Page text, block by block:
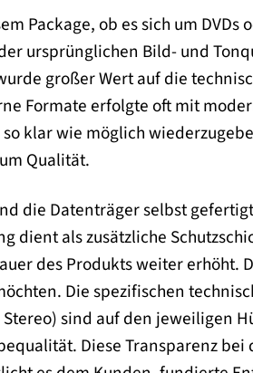
Package, ob es sich um
ursprünglichen Bild- und
großer Wert auf die
Formate erfolgte oft mit
klar wie möglich
Qualität.
die Datenträger selbst
dient als zusätzliche
des Produkts weiter erhöht.
Die spezifischen
sind auf den jeweiligen
Diese Transparenz